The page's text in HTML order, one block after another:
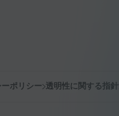
ポリシー 透明性に関する指針